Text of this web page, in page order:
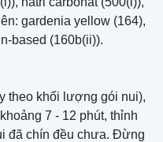
gardenia yellow (164),
based (160b(ii)).
theo khối lượng gói nui),
7 - 12 phút, thỉnh
đã chín đều chưa. Đừng